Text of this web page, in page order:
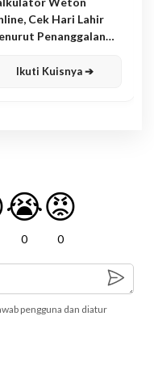
Cek Hari Lahir
Penanggalan
Ikuti Kuisnya ➔
😭
0
😡
0
pengguna dan diatur